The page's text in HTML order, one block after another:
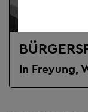
In Freyung,